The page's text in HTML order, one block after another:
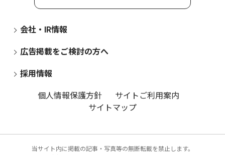
会社・IR情報
広告掲載をご検討の方へ
採用情報
個人情報保護方針
サイトご利用案内
サイトマップ
当サイト内に掲載の記事・写真等の無断転載を禁止します。